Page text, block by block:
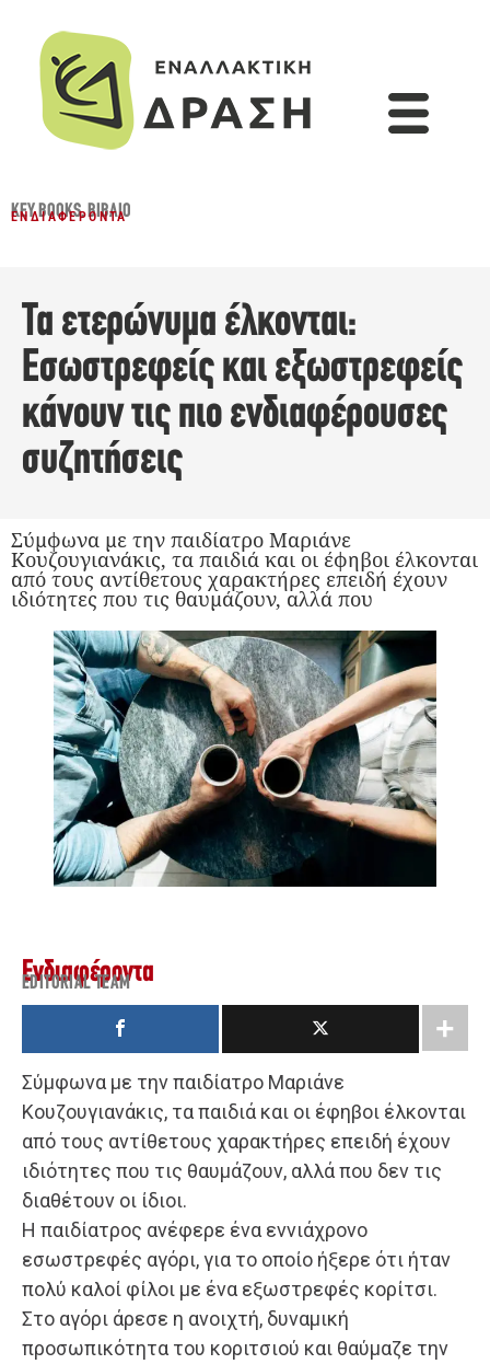
KEY BOOKS,ΒΙΒΛΊΟ
ΕΝΔΙΑΦΈΡΟΝΤΑ
Τα ετερώνυμα έλκονται:
Εσωστρεφείς και εξωστρεφείς
κάνουν τις πιο ενδιαφέρουσες
συζητήσεις
Σύμφωνα με την παιδίατρο Μαριάνε
Κουζουγιανάκις, τα παιδιά και οι έφηβοι έλκονται
από τους αντίθετους χαρακτήρες επειδή έχουν
ιδιότητες που τις θαυμάζουν, αλλά που
Ενδιαφέροντα
EDITORIAL TEAM
Σύμφωνα με την παιδίατρο Μαριάνε
Κουζουγιανάκις, τα παιδιά και οι έφηβοι έλκονται
από τους αντίθετους χαρακτήρες επειδή έχουν
ιδιότητες που τις θαυμάζουν, αλλά που δεν τις
διαθέτουν οι ίδιοι.
Η παιδίατρος ανέφερε ένα εννιάχρονο
εσωστρεφές αγόρι, για το οποίο ήξερε ότι ήταν
πολύ καλοί φίλοι με ένα εξωστρεφές κορίτσι.
Στο αγόρι άρεσε η ανοιχτή, δυναμική
προσωπικότητα του κοριτσιού και θαύμαζε την